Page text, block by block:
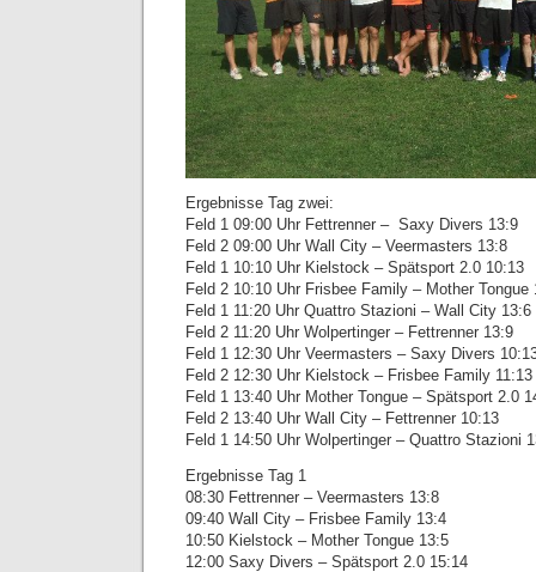
Ergebnisse Tag zwei:
Feld 1 09:00 Uhr Fettrenner – Saxy Divers 13:9
Feld 2 09:00 Uhr Wall City – Veermasters 13:8
Feld 1 10:10 Uhr Kielstock – Spätsport 2.0 10:13
Feld 2 10:10 Uhr Frisbee Family – Mother Tongue
Feld 1 11:20 Uhr Quattro Stazioni – Wall City 13:6
Feld 2 11:20 Uhr Wolpertinger – Fettrenner 13:9
Feld 1 12:30 Uhr Veermasters – Saxy Divers
Feld 2 12:30 Uhr Kielstock – Frisbee Family 11:13
Feld 1 13:40 Uhr Mother Tongue – Spätsport 2.0
Feld 2 13:40 Uhr Wall City – Fettrenner 10:13
Feld 1 14:50 Uhr Wolpertinger – Quattro Stazioni
Ergebnisse Tag 1
08:30 Fettrenner – Veermasters 13:8
09:40 Wall City – Frisbee Family 13:4
10:50 Kielstock – Mother Tongue 13:5
12:00 Saxy Divers – Spätsport 2.0 15:14